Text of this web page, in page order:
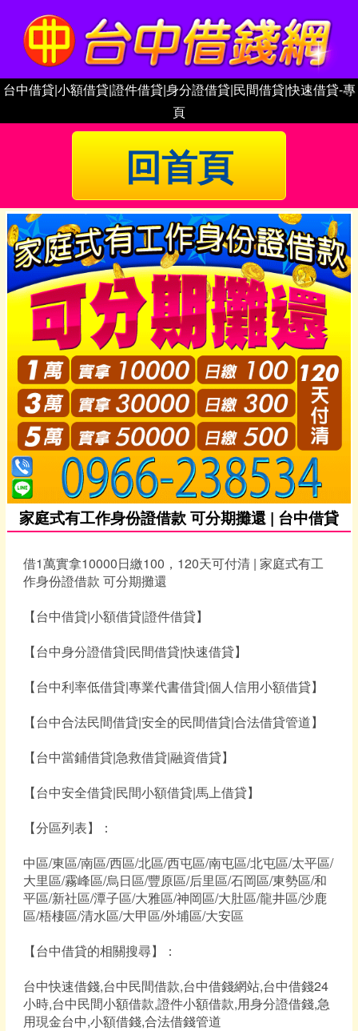
台中借貸|小額借貸|證件借貸|身分證借貸|民間借貸|快速借貸-專
頁
回首頁
家庭式有工作身份證借款 可分期攤還 | 台中借貸
借1萬實拿10000日繳100，120天可付清 | 家庭式有工
作身份證借款 可分期攤還
【台中借貸|小額借貸|證件借貸】
【台中身分證借貸|民間借貸|快速借貸】
【台中利率低借貸|專業代書借貸|個人信用小額借貸】
【台中合法民間借貸|安全的民間借貸|合法借貸管道】
【台中當鋪借貸|急救借貸|融資借貸】
【台中安全借貸|民間小額借貸|馬上借貸】
【分區列表】：
中區/東區/南區/西區/北區/西屯區/南屯區/北屯區/太平區/
大里區/霧峰區/烏日區/豐原區/后里區/石岡區/東勢區/和
平區/新社區/潭子區/大雅區/神岡區/大肚區/龍井區/沙鹿
區/梧棲區/清水區/大甲區/外埔區/大安區
【台中借貸的相關搜尋】：
台中快速借錢,台中民間借款,台中借錢網站,台中借錢24
小時,台中民間小額借款,證件小額借款,用身分證借錢,急
用現金台中,小額借錢,合法借錢管道